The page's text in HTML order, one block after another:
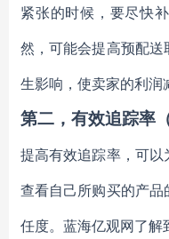
紧张的时候，要尽快
然，可能会提高预配
生影响，使卖家的利润
第二，有效追踪率
提高有效追踪率，可
查看自己所购买的产
任度。蓝海亿观网了解